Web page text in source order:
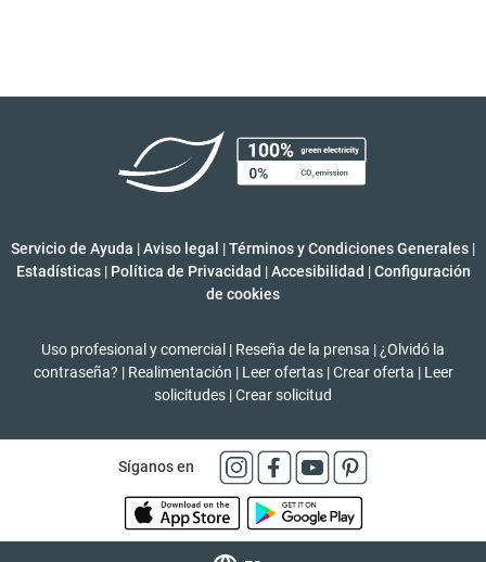
Servicio de Ayuda |Aviso legal |Términos y Condiciones Generales |
Estadísticas | Política de Privacidad | Accesibilidad | Configuración
de cookies
Uso profesional y comercial | Reseña de la prensa | ¿Olvidó la
contraseña? | Realimentación | Leer ofertas | Crear oferta | Leer
solicitudes |Crear solicitud
Síganos en